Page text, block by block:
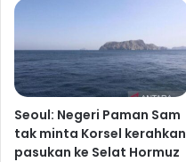
Seoul: Negeri Paman Sam
tak minta Korsel kerahkan
pasukan ke Selat Hormuz